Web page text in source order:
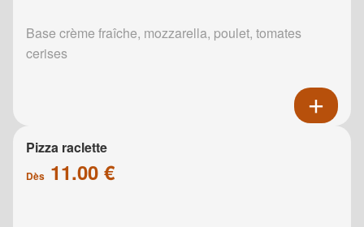
Base crème fraîche, mozzarella, poulet, tomates
cerises
Pizza raclette
Dès 11.00 €